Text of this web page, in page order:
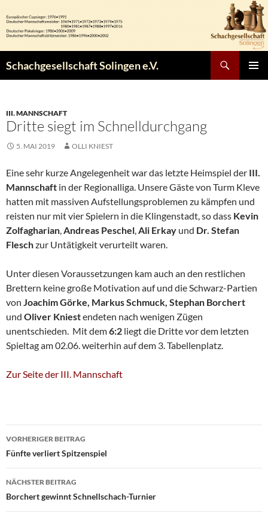
Inhalt
springen
Schachgesellschaft Solingen e.V.
III. MANNSCHAFT
Dritte siegt im Schnelldurchgang
5. MAI 2019 OLLI KNIEST
Eine sehr kurze Angelegenheit war das letzte Heimspiel der III.
Mannschaft in der Regionalliga. Unsere Gäste von Turm Kleve
hatten mit massiven Aufstellungsproblemen zu kämpfen und
reisten nur mit vier Spielern in die Klingenstadt, so dass Kevin
Zolfagharian,Andreas Peschel,Ali Erkay und Dr. Stefan
Fleschzur Untätigkeit verurteilt waren.
Unter diesen Voraussetzungen kam auch an den restlichen
Brettern keine große Motivation auf und die Schwarz-Partien
von Joachim Görke, Markus Schmuck, Stephan Borchert
und Oliver Kniestendeten nach wenigen Zügen
unentschieden. Mit dem6:2 liegt die Dritte vor dem letzten
Spieltag am 02.06. weiterhin auf dem 3. Tabellenplatz.
Zur Seite der III. Mannschaft
Beitragsnavigation
VORHERIGER BEITRAG
Fünfte verliert Spitzenspiel
NÄCHSTER BEITRAG
Borchert gewinnt Schnellschach-Turnier